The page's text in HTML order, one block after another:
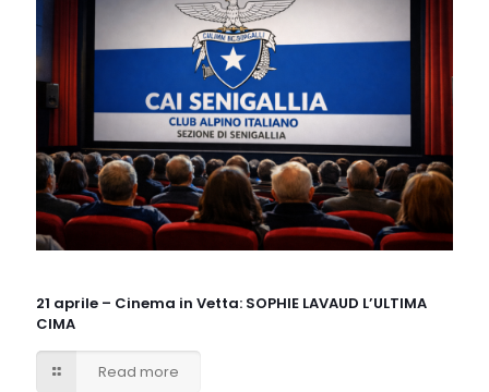
21 aprile – Cinema in Vetta: SOPHIE LAVAUD L’ULTIMA
CIMA
Read more